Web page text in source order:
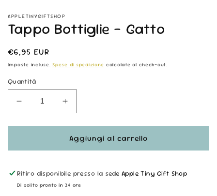
APPLETINYGIFTSHOP
Tappo Bottiglie - Gatto
Prezzo
di
€6,95 EUR
Imposte incluse.Spese di spedizione calcolate al check-out.
Quantità
Diminuisci
quantità
per
Bottiglie
Gatto
Aumenta
quantità
per
Tappo
Bottiglie
Gatto
Aggiungi al carrello
Ritiro disponibile presso la sede Apple Tiny Gift Shop
Di solito pronto in 24 ore